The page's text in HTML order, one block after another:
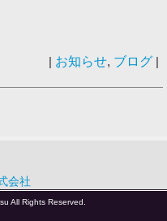
| お知らせ, ブログ |
会社
All Rights Reserved.